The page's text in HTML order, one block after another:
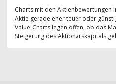
Charts mit den Aktienbewertungen
Aktie gerade eher teuer oder
Value-Charts legen offen, ob das
Steigerung des Aktionärskapitals